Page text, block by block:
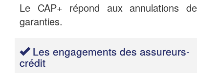
Le CAP+ répond aux annulations de
garanties.
Les engagements des assureurs-
crédit